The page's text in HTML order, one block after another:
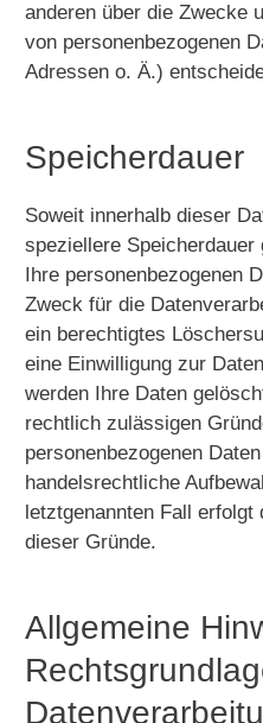
anderen über die Zwecke
von personenbezogenen
Adressen o. Ä.)
Speicherdauer
Soweit innerhalb dieser
speziellere Speicherdauer
Ihre personenbezogenen
Zweck für die
ein berechtigtes
eine Einwilligung zur
werden Ihre Daten
rechtlich zulässigen
personenbezogenen
handelsrechtliche
letztgenannten Fall erfolgt
dieser Gründe.
Allgemeine